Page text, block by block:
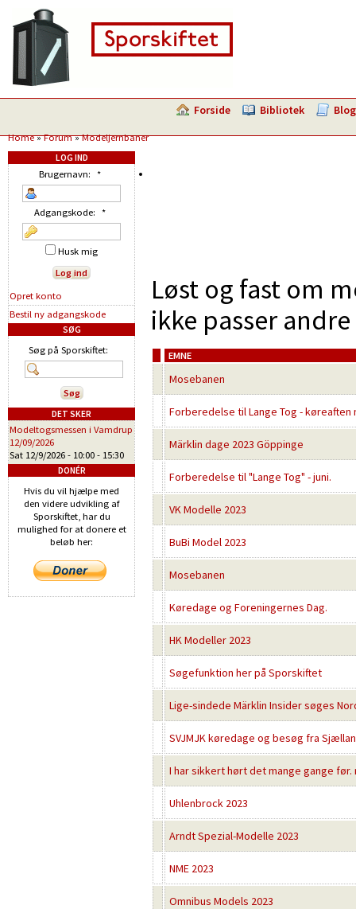
Forside Bibliotek Blog
Home»Forum»Modeljernbaner
Løst og fast om
ikke passer
EMNE
Mosebanen
Forberedelse til Lange Tog - køreaften
Märklin dage 2023 Göppinge
Forberedelse til "Lange Tog" - juni.
VK Modelle 2023
BuBi Model 2023
Mosebanen
Køredage og Foreningernes Dag.
HK Modeller 2023
Søgefunktion her på Sporskiftet
Lige-sindede Märklin Insider søges
SVJMJK køredage og besøg fra
I har sikkert hørt det mange gange før.
Uhlenbrock 2023
Arndt Spezial-Modelle 2023
NME 2023
Omnibus Models 2023
LOG IND
Brugernavn: *
Adgangskode: *
Husk mig
Opret konto
Bestil ny adgangskode
SØG
Søg på Sporskiftet:
DET SKER
Modeltogsmessen i Vamdrup
12/09/2026
Sat 12/9/2026 - 10:00 - 15:30
DONÉR
Hvis du vil hjælpe med
den videre udvikling af
Sporskiftet, har du
mulighed for at donere et
beløb her: